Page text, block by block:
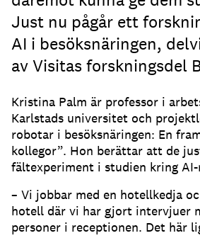
Just nu pågår ett
AI i besöksnäringen,
av Visitas forskningsdel
Kristina Palm är professor i
Karlstads universitet och
robotar i besöksnäringen: En
kollegor”. Hon berättar att de
fältexperiment i studien kring
– Vi jobbar med en hotellkedja
hotell där vi har gjort intervjuer
personer i receptionen. Det här